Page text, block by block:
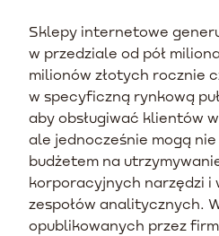
Sklepy internetowe
w przedziale od pół
milionów złotych rocznie
w specyficzną rynkową
aby obsługiwać klientów
ale jednocześnie mogą
budżetem na
korporacyjnych narzędzi i
zespołów analitycznych.
opublikowanych przez